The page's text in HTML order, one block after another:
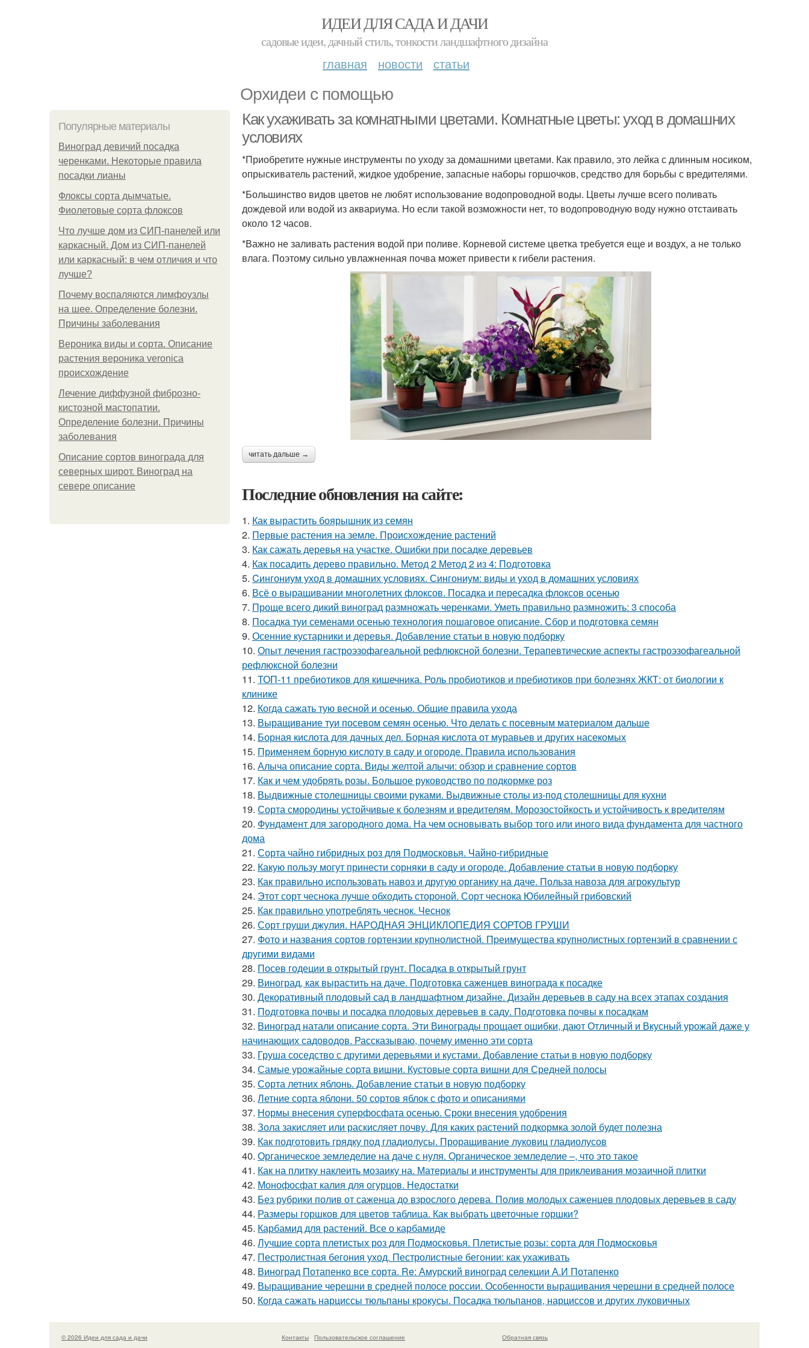
ИДЕИ ДЛЯ САДА И ДАЧИ
садовые идеи, дачный стиль, тонкости ландшафтного дизайна
главная новости статьи
Орхидеи с помощью
Популярные материалы
Виноград девичий посадка
черенками. Некоторые правила
посадки лианы
Флоксы сорта дымчатые.
Фиолетовые сорта флоксов
Что лучше дом из СИП-панелей или
каркасный. Дом из СИП-панелей
или каркасный: в чем отличия и что
лучше?
Почему воспаляются лимфоузлы
на шее. Определение болезни.
Причины заболевания
Вероника виды и сорта. Описание
растения вероника veronica
происхождение
Лечение диффузной фиброзно-
кистозной мастопатии.
Определение болезни. Причины
заболевания
Описание сортов винограда для
северных широт. Виноград на
севере описание
Как ухаживать за комнатными цветами. Комнатные цветы: уход в домашних
условиях
*Приобретите нужные инструменты по уходу за домашними цветами. Как правило, это лейка с длинным носиком,
опрыскиватель растений, жидкое удобрение, запасные наборы горшочков, средство для борьбы с вредителями.
*Большинство видов цветов не любят использование водопроводной воды. Цветы лучше всего поливать
дождевой или водой из аквариума. Но если такой возможности нет, то водопроводную воду нужно отстаивать
около 12 часов.
*Важно не заливать растения водой при поливе. Корневой системе цветка требуется еще и воздух, а не только
влага. Поэтому сильно увлажненная почва может привести к гибели растения.
читать дальше →
Последние обновления на сайте:
1. Как вырастить боярышник из семян
2. Первые растения на земле. Происхождение растений
3. Как сажать деревья на участке. Ошибки при посадке деревьев
4. Как посадить дерево правильно. Метод 2 Метод 2 из 4: Подготовка
5. Cингониум уход в домашних условиях. Сингониум: виды и уход в домашних условиях
6. Всё о выращивании многолетних флоксов. Посадка и пересадка флоксов осенью
7. Проще всего дикий виноград размножать черенками. Уметь правильно размножить: 3 способа
8. Посадка туи семенами осенью технология пошаговое описание. Сбор и подготовка семян
9. Осенние кустарники и деревья. Добавление статьи в новую подборку
10. Опыт лечения гастроэзофагеальной рефлюксной болезни. Терапевтические аспекты гастроэзофагеальной
рефлюксной болезни
11. ТОП-11 пребиотиков для кишечника. Роль пробиотиков и пребиотиков при болезнях ЖКТ: от биологии к
клинике
12. Когда сажать тую весной и осенью. Общие правила ухода
13. Выращивание туи посевом семян осенью. Что делать с посевным материалом дальше
14. Борная кислота для дачных дел. Борная кислота от муравьев и других насекомых
15. Применяем борную кислоту в саду и огороде. Правила использования
16. Алыча описание сорта. Виды желтой алычи: обзор и сравнение сортов
17. Как и чем удобрять розы. Большое руководство по подкормке роз
18. Выдвижные столешницы своими руками. Выдвижные столы из-под столешницы для кухни
19. Сорта смородины устойчивые к болезням и вредителям. Морозостойкость и устойчивость к вредителям
20. Фундамент для загородного дома. На чем основывать выбор того или иного вида фундамента для частного
дома
21. Сорта чайно гибридных роз для Подмосковья. Чайно-гибридные
22. Какую пользу могут принести сорняки в саду и огороде. Добавление статьи в новую подборку
23. Как правильно использовать навоз и другую органику на даче. Польза навоза для агрокультур
24. Этот сорт чеснока лучше обходить стороной. Сорт чеснока Юбилейный грибовский
25. Как правильно употреблять чеснок. Чеснок
26. Сорт груши джулия. НАРОДНАЯ ЭНЦИКЛОПЕДИЯ СОРТОВ ГРУШИ
27. Фото и названия сортов гортензии крупнолистной. Преимущества крупнолистных гортензий в сравнении с
другими видами
28. Посев годеции в открытый грунт. Посадка в открытый грунт
29. Виноград, как вырастить на даче. Подготовка саженцев винограда к посадке
30. Декоративный плодовый сад в ландшафтном дизайне. Дизайн деревьев в саду на всех этапах создания
31. Подготовка почвы и посадка плодовых деревьев в саду. Подготовка почвы к посадкам
32. Виноград натали описание сорта. Эти Винограды прощает ошибки, дают Отличный и Вкусный урожай даже у
начинающих садоводов. Рассказываю, почему именно эти сорта
33. Груша соседство с другими деревьями и кустами. Добавление статьи в новую подборку
34. Самые урожайные сорта вишни. Кустовые сорта вишни для Средней полосы
35. Сорта летних яблонь. Добавление статьи в новую подборку
36. Летние сорта яблони. 50 сортов яблок с фото и описаниями
37. Нормы внесения суперфосфата осенью. Сроки внесения удобрения
38. Зола закисляет или раскисляет почву. Для каких растений подкормка золой будет полезна
39. Как подготовить грядку под гладиолусы. Проращивание луковиц гладиолусов
40. Органическое земледелие на даче с нуля. Органическое земледелие –, что это такое
41. Как на плитку наклеить мозаику на. Материалы и инструменты для приклеивания мозаичной плитки
42. Монофосфат калия для огурцов. Недостатки
43. Без рубрики полив от саженца до взрослого дерева. Полив молодых саженцев плодовых деревьев в саду
44. Размеры горшков для цветов таблица. Как выбрать цветочные горшки?
45. Карбамид для растений. Все о карбамиде
46. Лучшие сорта плетистых роз для Подмосковья. Плетистые розы: сорта для Подмосковья
47. Пестролистная бегония уход. Пестролистные бегонии: как ухаживать
48. Виноград Потапенко все сорта. Re: Амурский виноград селекции А.И Потапенко
49. Выращивание черешни в средней полосе россии. Особенности выращивания черешни в средней полосе
50. Когда сажать нарциссы тюльпаны крокусы. Посадка тюльпанов, нарциссов и других луковичных
© 2026 Идеи для сада и дачи Контакты
Пользовательское соглашение
Обратная связь